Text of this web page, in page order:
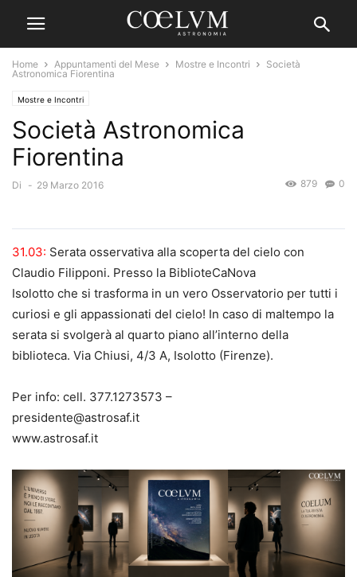
Home Appuntamenti del Mese Mostre e Incontri
Società
Astronomica Fiorentina
Mostre e Incontri
Società Astronomica
Fiorentina
Di - 29 Marzo 2016 0
879
31.03: Serata osservativa alla scoperta del cielo con
Claudio Filipponi. Presso la BiblioteCaNova
Isolotto che si trasforma in un vero Osservatorio per tutti i
curiosi e gli appassionati del cielo! In caso di maltempo la
serata si svolgerà al quarto piano all’interno della
biblioteca. Via Chiusi, 4/3 A, Isolotto (Firenze).
Per info: cell. 377.1273573 –
presidente@astrosaf.it
www.astrosaf.it